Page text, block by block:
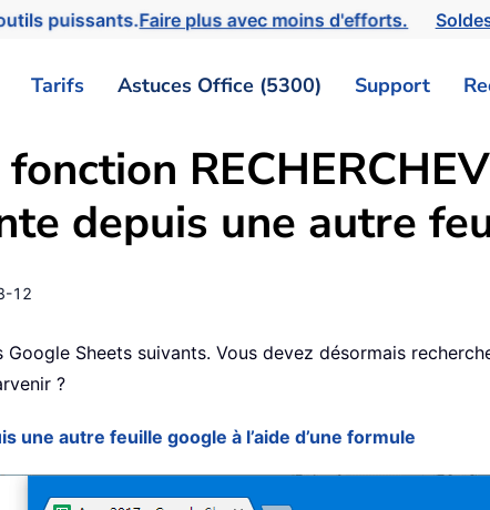
puissants.Faire plus avec moins d'efforts.
Tarifs Astuces Office (5300) Support
depuis une autre
12
Sheets suivants. Vous devez désormais
?
autre feuille google à l’aide d’une formule